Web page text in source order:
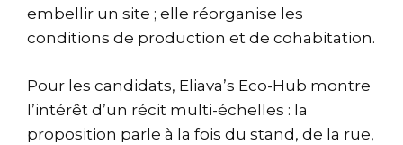
embellir un site ; elle réorganise les
conditions de production et de cohabitation.
Pour les candidats, Eliava’s Eco-Hub montre
l’intérêt d’un récit multi-échelles : la
proposition parle à la fois du stand, de la rue,